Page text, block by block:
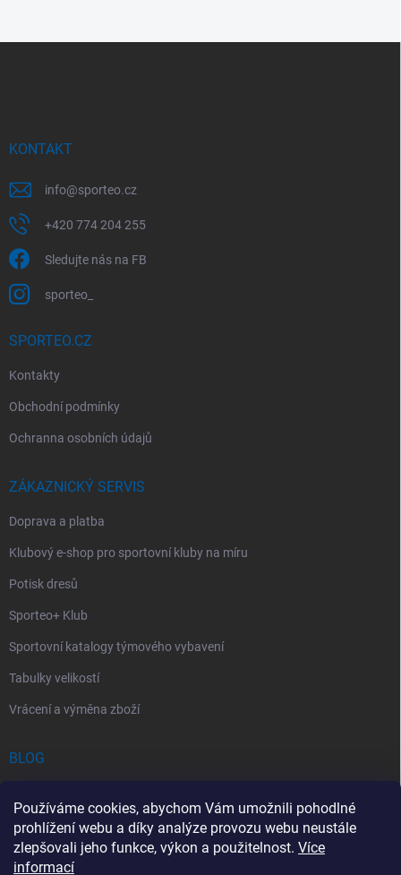
Používáme cookies, abychom Vám umožnili pohodlné
prohlížení webu a díky analýze provozu webu neustále
zlepšovali jeho funkce, výkon a použitelnost. Více
informací
KONTAKT
info@sporteo.cz
+420 774 204 255
Sledujte nás na FB
sporteo_
SPORTEO.CZ
Kontakty
Obchodní podmínky
Ochranna osobních údajů
ZÁKAZNICKÝ SERVIS
Doprava a platba
Klubový e-shop pro sportovní kluby na míru
Potisk dresů
Sporteo+ Klub
Sportovní katalogy týmového vybavení
Tabulky velikostí
Vrácení a výměna zboží
BLOG
Povinný obsah autolékárničky v roce 2026: co musí obsahovat a na
co si dát pozor